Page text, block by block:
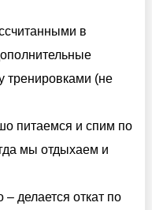
в
тренировками (не
питаемся и спим по
мы отдыхаем и
делается откат по